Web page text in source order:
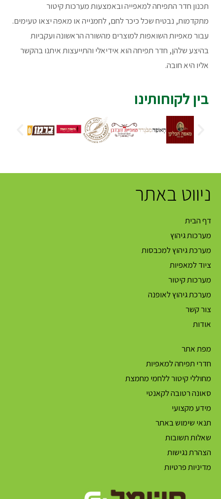
תכנון חדר התפיחה למאפייה ובאמצעות מערכות קיטור
מתקדמות, נבטיח שכל כיכר לחם, לחמנייה או מאפה יצאו טעימים.
עבור מאפיות השואפות למוצרים מהשורה הראשונה ועקביות
בהיצע שלהן, חדר תפיחה הוא אידיאלי והתייעצות איתנו בהקשר
אליו היא חובה.
בין לקוחותינו
ניווט באתר
דף הבית
מערכות גיהוץ
מערכת גיהוץ למכבסות
ציוד למאפיות
מערכות קיטור
מערכת גיהוץ לאופנה
צור קשר
אודות
מפת אתר
חדרי תפיחה למאפיות
מחוללי קיטור ללחמי מחמצת
סאונה רטובה לקאנטי
מידע מקצועי
תנאי שימוש באתר
שאלות תשובות
הצהרת נגישות
מדיניות פרטיות